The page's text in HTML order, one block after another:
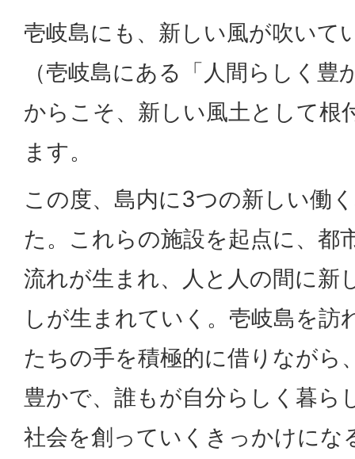
壱岐島にも、新しい風が吹いて
（壱岐島にある「人間らしく
からこそ、新しい風土として根
ます。
この度、島内に3つの新しい働
た。これらの施設を起点に、都
流れが生まれ、人と人の間に新
しが生まれていく。壱岐島を訪
たちの手を積極的に借りながら
豊かで、誰もが自分らしく暮ら
社会を創っていくきっかけにな